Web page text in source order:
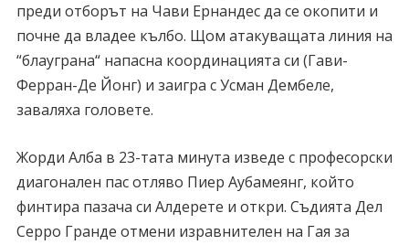
преди отборът на Чави Ернандес да се окопити и
почне да владее кълбо. Щом атакуващата линия на
“блауграна“ напасна координацията си (Гави-
Ферран-Де Йонг) и заигра с Усман Дембеле,
заваляха головете.
Жорди Алба в 23-тата минута изведе с професорски
диагонален пас отляво Пиер Аубамеянг, който
финтира пазача си Алдерете и откри. Съдията Дел
Серро Гранде отмени изравнителен на Гая за